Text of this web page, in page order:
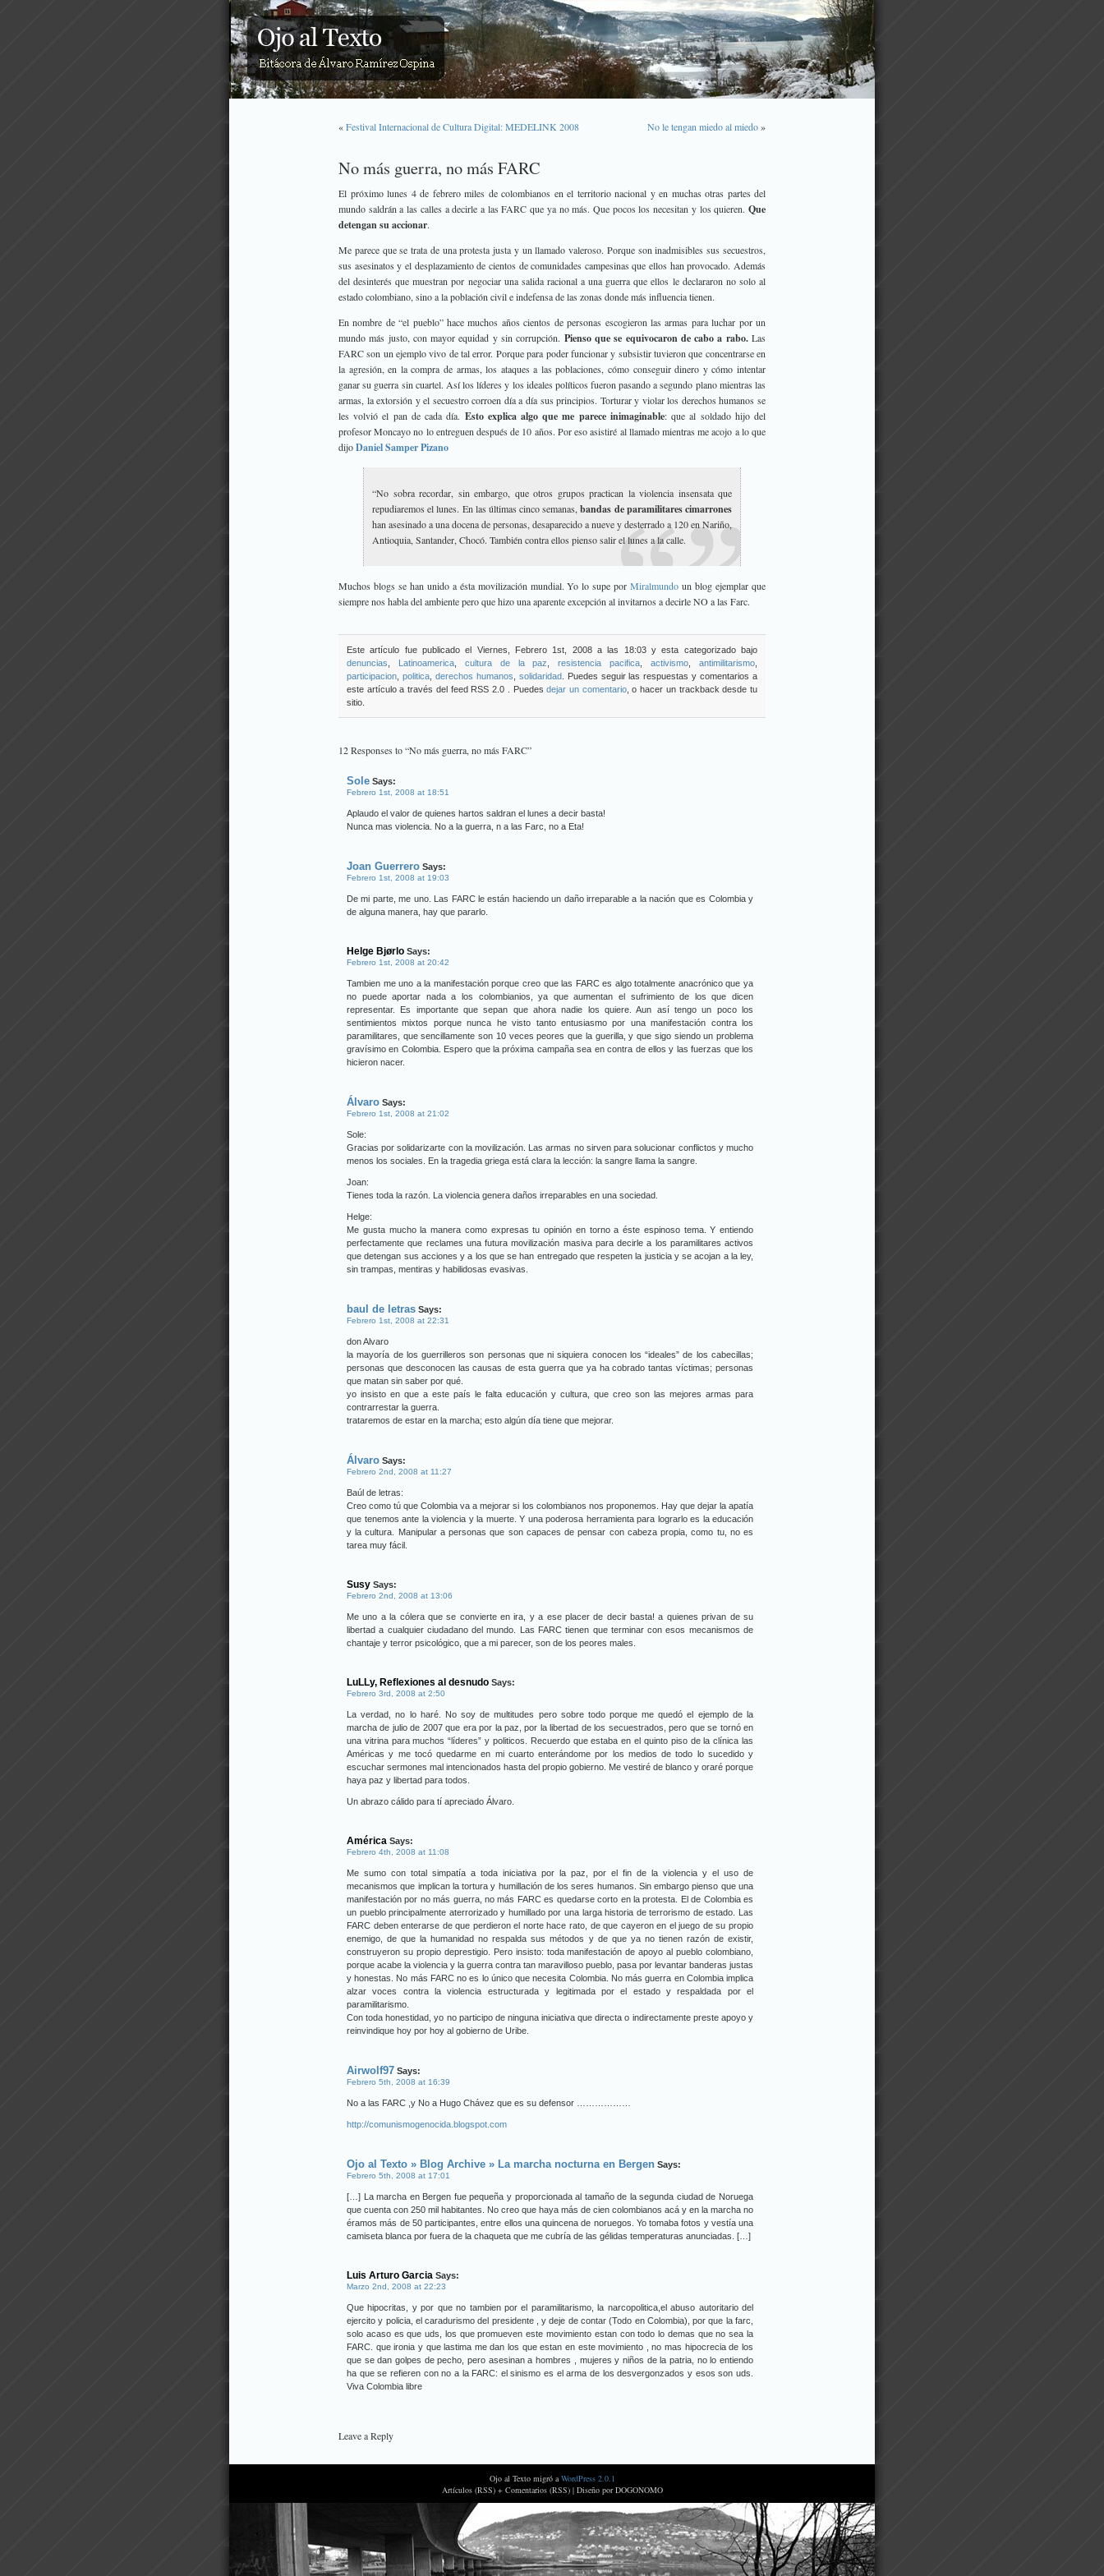
«Festival Internacional de Cultura Digital: MEDELINK 2008 No le tengan miedo al miedo»
No más guerra, no más FARC
El próximo lunes 4 de febrero miles de colombianos en el territorio nacional y en muchas otras partes del
mundo saldrán a las calles a decirle a las FARC que ya no más. Que pocos los necesitan y los quieren. Que
detengan su accionar.
Me parece que se trata de una protesta justa y un llamado valeroso. Porque son inadmisibles sus secuestros,
sus asesinatos y el desplazamiento de cientos de comunidades campesinas que ellos han provocado. Además
del desinterés que muestran por negociar una salida racional a una guerra que ellos le declararon no solo al
estado colombiano, sino a la población civil e indefensa de las zonas donde más influencia tienen.
En nombre de “el pueblo” hace muchos años cientos de personas escogieron las armas para luchar por un
mundo más justo, con mayor equidad y sin corrupción. Pienso que se equivocaron de cabo a rabo.Las
FARC son un ejemplo vivo de tal error. Porque para poder funcionar y subsistir tuvieron que concentrarse en
la agresión, en la compra de armas, los ataques a las poblaciones, cómo conseguir dinero y cómo intentar
ganar su guerra sin cuartel. Así los líderes y los ideales políticos fueron pasando a segundo plano mientras las
armas, la extorsión y el secuestro corroen día a día sus principios. Torturar y violar los derechos humanos se
les volvió el pan de cada día. Esto explica algo que me parece inimaginable: que al soldado hijo del
profesor Moncayo no lo entreguen después de 10 años. Por eso asistiré al llamado mientras me acojo a lo que
dijoDaniel Samper Pizano
“No sobra recordar, sin embargo, que otros grupos practican la violencia insensata que
repudiaremos el lunes. En las últimas cinco semanas,bandas de paramilitares cimarrones
han asesinado a una docena de personas, desaparecido a nueve y desterrado a 120 en Nariño,
Antioquia, Santander, Chocó. También contra ellos pienso salir el lunes a la calle.
Muchos blogs se han unido a ésta movilización mundial. Yo lo supe porMiralmundo un blog ejemplar que
siempre nos habla del ambiente pero que hizo una aparente excepción al invitarnos a decirle NO a las Farc.
Este artículo fue publicado el Viernes, Febrero 1st, 2008 a las 18:03 y esta categorizado bajo
denuncias
Latinoamerica, cultura de la paz ,resistencia pacifica ,activismo ,antimilitarismo
participacion poli­tica, derechos humanos solidaridad. Puedes seguir las respuestas y comentarios a
este artículo a través del feed RSS 2.0 . Puedesdejar un comentario, o hacer un trackback desde tu
sitio.
12 Responses to “No más guerra, no más FARC”
Sole Says:
Febrero 1st, 2008 at 18:51
Aplaudo el valor de quienes hartos saldran el lunes a decir basta!
Nunca mas violencia. No a la guerra, n a las Farc, no a Eta!
Joan Guerrero Says:
Febrero 1st, 2008 at 19:03
De mi parte, me uno. Las FARC le están haciendo un daño irreparable a la nación que es Colombia y
de alguna manera, hay que pararlo.
Helge Bjørlo Says:
Febrero 1st, 2008 at 20:42
Tambien me uno a la manifestación porque creo que las FARC es algo totalmente anacrónico que ya
no puede aportar nada a los colombianios, ya que aumentan el sufrimiento de los que dicen
representar. Es importante que sepan que ahora nadie los quiere. Aun así tengo un poco los
sentimientos mixtos porque nunca he visto tanto entusiasmo por una manifestación contra los
paramilitares, que sencillamente son 10 veces peores que la guerilla, y que sigo siendo un problema
gravísimo en Colombia. Espero que la próxima campaña sea en contra de ellos y las fuerzas que los
hicieron nacer.
Álvaro Says:
Febrero 1st, 2008 at 21:02
Sole:
Gracias por solidarizarte con la movilización. Las armas no sirven para solucionar conflictos y mucho
menos los sociales. En la tragedia griega está clara la lección: la sangre llama la sangre.
Joan:
Tienes toda la razón. La violencia genera daños irreparables en una sociedad.
Helge:
Me gusta mucho la manera como expresas tu opinión en torno a éste espinoso tema. Y entiendo
perfectamente que reclames una futura movilización masiva para decirle a los paramilitares activos
que detengan sus acciones y a los que se han entregado que respeten la justicia y se acojan a la ley,
sin trampas, mentiras y habilidosas evasivas.
baul de letras Says:
Febrero 1st, 2008 at 22:31
don Alvaro
la mayoría de los guerrilleros son personas que ni siquiera conocen los “ideales” de los cabecillas;
personas que desconocen las causas de esta guerra que ya ha cobrado tantas víctimas; personas
que matan sin saber por qué.
yo insisto en que a este país le falta educación y cultura, que creo son las mejores armas para
contrarrestar la guerra.
trataremos de estar en la marcha; esto algún día tiene que mejorar.
Álvaro Says:
Febrero 2nd, 2008 at 11:27
Baúl de letras:
Creo como tú que Colombia va a mejorar si los colombianos nos proponemos. Hay que dejar la apatía
que tenemos ante la violencia y la muerte. Y una poderosa herramienta para lograrlo es la educación
y la cultura. Manipular a personas que son capaces de pensar con cabeza propia, como tu, no es
tarea muy fácil.
Susy Says:
Febrero 2nd, 2008 at 13:06
Me uno a la cólera que se convierte en ira, y a ese placer de decir basta! a quienes privan de su
libertad a cualquier ciudadano del mundo. Las FARC tienen que terminar con esos mecanismos de
chantaje y terror psicológico, que a mi parecer, son de los peores males.
LuLLy, Reflexiones al desnudo Says:
Febrero 3rd, 2008 at 2:50
La verdad, no lo haré. No soy de multitudes pero sobre todo porque me quedó el ejemplo de la
marcha de julio de 2007 que era por la paz, por la libertad de los secuestrados, pero que se tornó en
una vitrina para muchos “líderes” y politicos. Recuerdo que estaba en el quinto piso de la clínica las
Américas y me tocó quedarme en mi cuarto enterándome por los medios de todo lo sucedido y
escuchar sermones mal intencionados hasta del propio gobierno. Me vestiré de blanco y oraré porque
haya paz y libertad para todos.
Un abrazo cálido para tí apreciado Álvaro.
América Says:
Febrero 4th, 2008 at 11:08
Me sumo con total simpatía a toda iniciativa por la paz, por el fin de la violencia y el uso de
mecanismos que implican la tortura y humillación de los seres humanos. Sin embargo pienso que una
manifestación por no más guerra, no más FARC es quedarse corto en la protesta. El de Colombia es
un pueblo principalmente aterrorizado y humillado por una larga historia de terrorismo de estado. Las
FARC deben enterarse de que perdieron el norte hace rato, de que cayeron en el juego de su propio
enemigo, de que la humanidad no respalda sus métodos y de que ya no tienen razón de existir,
construyeron su propio deprestigio. Pero insisto: toda manifestación de apoyo al pueblo colombiano,
porque acabe la violencia y la guerra contra tan maravilloso pueblo, pasa por levantar banderas justas
y honestas. No más FARC no es lo único que necesita Colombia. No más guerra en Colombia implica
alzar voces contra la violencia estructurada y legitimada por el estado y respaldada por el
paramilitarismo.
Con toda honestidad, yo no participo de ninguna iniciativa que directa o indirectamente preste apoyo y
reinvindique hoy por hoy al gobierno de Uribe.
Airwolf97 Says:
Febrero 5th, 2008 at 16:39
No a las FARC ,y No a Hugo Chávez que es su defensor ………………
http://comunismogenocida.blogspot.com
Ojo al Texto » Blog Archive » La marcha nocturna en Bergen Says:
Febrero 5th, 2008 at 17:01
[…] La marcha en Bergen fue pequeña y proporcionada al tamaño de la segunda ciudad de Noruega
que cuenta con 250 mil habitantes. No creo que haya más de cien colombianos acá y en la marcha no
éramos más de 50 participantes, entre ellos una quincena de noruegos. Yo tomaba fotos y vestía una
camiseta blanca por fuera de la chaqueta que me cubría de las gélidas temperaturas anunciadas. […]
Luis Arturo Garcia Says:
Marzo 2nd, 2008 at 22:23
Que hipocritas, y por que no tambien por el paramilitarismo, la narcopolitica,el abuso autoritario del
ejercito y policia, el caradurismo del presidente , y deje de contar (Todo en Colombia), por que la farc,
solo acaso es que uds, los que promueven este movimiento estan con todo lo demas que no sea la
FARC. que ironia y que lastima me dan los que estan en este movimiento , no mas hipocrecia de los
que se dan golpes de pecho, pero asesinan a hombres , mujeres y niños de la patria, no lo entiendo
ha que se refieren con no a la FARC: el sinismo es el arma de los desvergonzados y esos son uds.
Viva Colombia libre
Leave a Reply
Ojo al Texto migró aWordPress 2.0.1
Artículos (RSS) + Comentarios (RSS) | Diseño por DOGONOMO